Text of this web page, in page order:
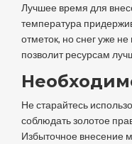
Лучшее время для
температура
отметок, но снег уже
позволит ресурсам
Не старайтесь
соблюдать золотое
Избыточное внесение